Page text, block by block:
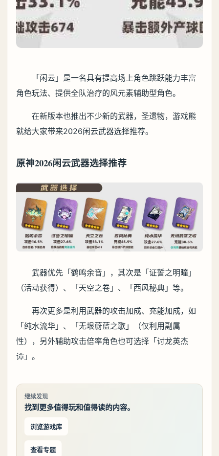
「闲云」是一名具有提高场上角色跳跃能力丰富
角色玩法、提供全队治疗的风元素辅助型角色。
在新版本也推出不少新的武器，圣遗物，游戏熊
就给大家带来2026闲云武器选择推荐。
原神2026闲云武器选择推荐
武器优先「鹤鸣余音」，其次是「证誓之明瞳」
（活动获得）、「天空之卷」、「西风秘典」等。
再次更多是利用武器的攻击加成、充能加成，如
「纯水流华」、「无垠蔚蓝之歌」（仅利用副属
性），另外辅助攻击倍率角色也可选择「讨龙英杰
谭」。
继续发现
找到更多值得玩和值得读的内容。
浏览游戏库
查看专题